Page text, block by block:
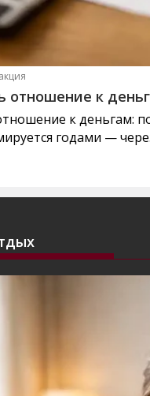
отношение к
к деньгам:
годами —